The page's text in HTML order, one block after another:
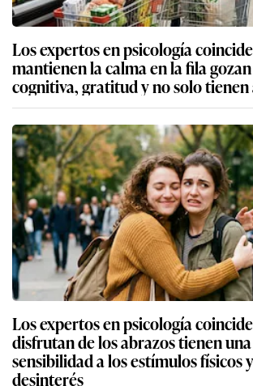
Los expertos en psicología
mantienen la calma en la fila
cognitiva, gratitud y no solo
Los expertos en psicología
disfrutan de los abrazos tienen
sensibilidad a los estímulos físicos
desinterés